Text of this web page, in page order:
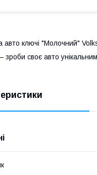
авто ключі "Молочний"
– зроби своє авто унікальним